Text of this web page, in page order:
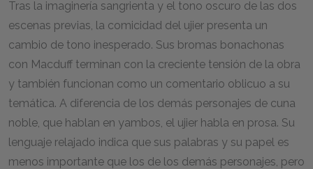
Tras la imaginería sangrienta y el tono oscuro de las dos
escenas previas, la comicidad del ujier presenta un
cambio de tono inesperado. Sus bromas bonachonas
con Macduff terminan con la creciente tensión de la obra
y también funcionan como un comentario oblicuo a su
temática. A diferencia de los demás personajes de cuna
noble, que hablan en yambos, el ujier habla en prosa. Su
lenguaje relajado indica que sus palabras y su papel es
menos importante que los de los demás personajes, pero